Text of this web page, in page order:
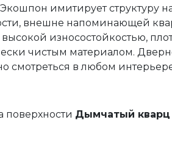
имитирует структуру
внешне напоминающей
высокой износостойкостью,
чистым материалом.
смотреться в любом
поверхности Дымчатый кварц